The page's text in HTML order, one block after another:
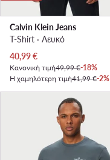
Calvin Klein Jeans
T-Shirt · Λευκό
Τρέχουσα τιμή
40,99€
Κανονική τιμή49,99 €-18%
Η χαμηλότερη τιμή41,99 €-2%